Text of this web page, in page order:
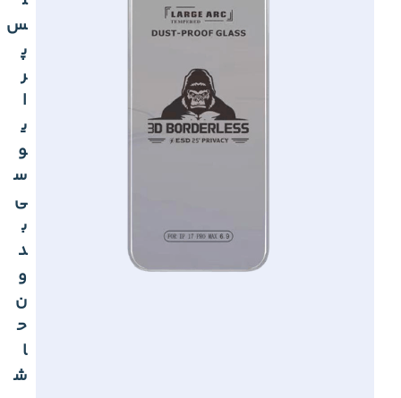
س
پ
ر
ا
ی
و
س
ی
ب
د
و
ن
ح
ا
ش